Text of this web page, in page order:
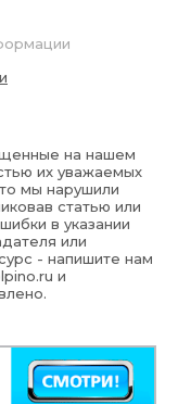
на нашем
их уважаемых
мы нарушили
статью или
в указании
или
- напишите нам
и